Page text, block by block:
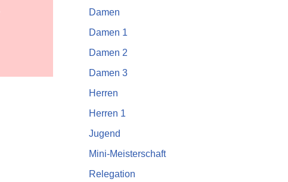
Damen
Damen 1
Damen 2
Damen 3
Herren
Herren 1
Jugend
Mini-Meisterschaft
Relegation